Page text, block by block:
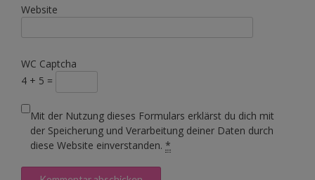
Website
WC Captcha
4 + 5 =
Mit der Nutzung dieses Formulars erklärst du dich mit
der Speicherung und Verarbeitung deiner Daten durch
diese Website einverstanden. *